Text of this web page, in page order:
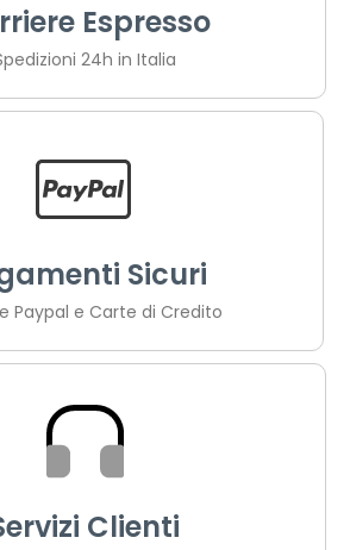
Espresso
24h in Italia
Sicuri
Paypal e Carte di Credito
Clienti